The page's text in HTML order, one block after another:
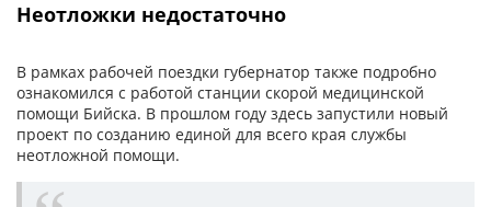
Неотложки недостаточно
В рамках рабочей поездки губернатор также подробно
ознакомился с работой станции скорой медицинской
помощи Бийска. В прошлом году здесь запустили новый
проект по созданию единой для всего края службы
неотложной помощи.